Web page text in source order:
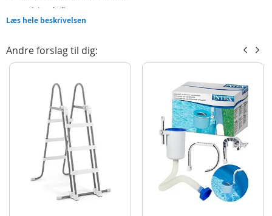
Med drænhuller
Intex Pool Cover - Overtræk med drænhuller til runde rammepools
Mål æske: ca 30,5 x 35,5 x 12 cm
BEMÆRK: Passer kun til runde rammepools Andre runde pools har egne
Produktdetaljer
Læs hele beskrivelsen
Andre forslag til dig: